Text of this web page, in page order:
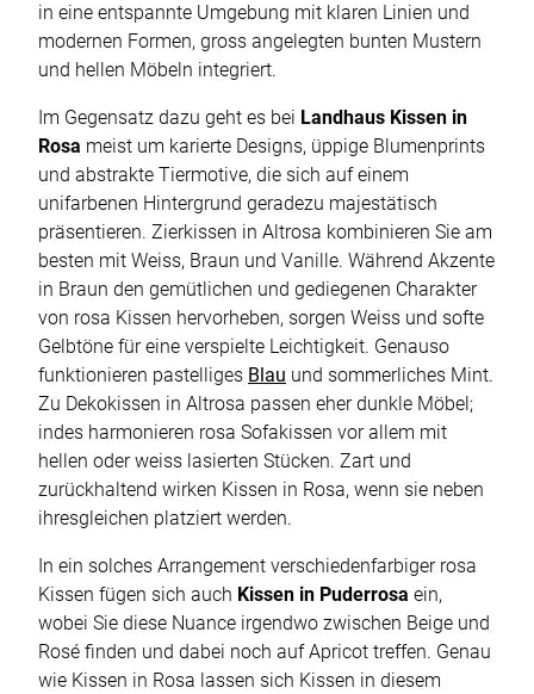
in eine entspannte Umgebung mit klaren Linien und
modernen Formen, gross angelegten bunten Mustern
und hellen Möbeln integriert.
Im Gegensatz dazu geht es bei Landhaus Kissen in
Rosa meist um karierte Designs, üppige Blumenprints
und abstrakte Tiermotive, die sich auf einem
unifarbenen Hintergrund geradezu majestätisch
präsentieren. Zierkissen in Altrosa kombinieren Sie am
besten mit Weiss, Braun und Vanille. Während Akzente
in Braun den gemütlichen und gediegenen Charakter
von rosa Kissen hervorheben, sorgen Weiss und softe
Gelbtöne für eine verspielte Leichtigkeit. Genauso
funktionieren pastelliges Blau und sommerliches Mint.
Zu Dekokissen in Altrosa passen eher dunkle Möbel;
indes harmonieren rosa Sofakissen vor allem mit
hellen oder weiss lasierten Stücken. Zart und
zurückhaltend wirken Kissen in Rosa, wenn sie neben
ihresgleichen platziert werden.
In ein solches Arrangement verschiedenfarbiger rosa
Kissen fügen sich auch Kissen in Puderrosa ein,
wobei Sie diese Nuance irgendwo zwischen Beige und
Rosé finden und dabei noch auf Apricot treffen. Genau
wie Kissen in Rosa lassen sich Kissen in diesem